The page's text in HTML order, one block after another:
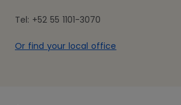
Tel: +52 55 1101-3070
Or find your local office